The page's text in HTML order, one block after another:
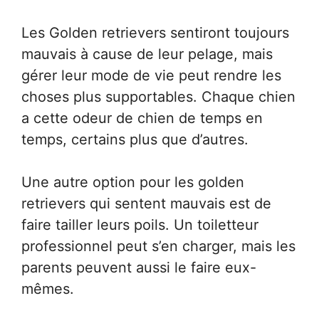
Les Golden retrievers sentiront toujours
mauvais à cause de leur pelage, mais
gérer leur mode de vie peut rendre les
choses plus supportables. Chaque chien
a cette odeur de chien de temps en
temps, certains plus que d’autres.
Une autre option pour les golden
retrievers qui sentent mauvais est de
faire tailler leurs poils. Un toiletteur
professionnel peut s’en charger, mais les
parents peuvent aussi le faire eux-
mêmes.